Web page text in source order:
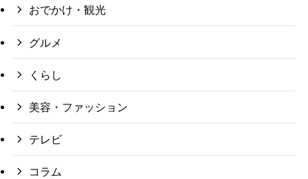
おでかけ・観光
グルメ
くらし
美容・ファッション
テレビ
コラム